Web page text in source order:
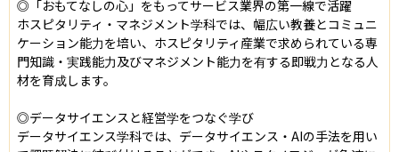
◎「おもてなしの心」をもってサービス業界の第一線で活躍
ホスピタリティ・マネジメント学科では、幅広い教養とコミュニ
ケーション能力を培い、ホスピタリティ産業で求められている専
門知識・実践能力及びマネジメント能力を有する即戦力となる人
材を育成します。
◎データサイエンスと経営学をつなぐ学び
データサイエンス学科では、データサイエンス・AIの手法を用い